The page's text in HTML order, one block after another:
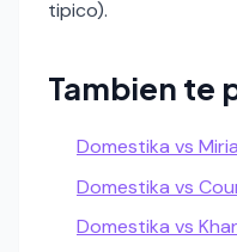
tipico).
Tambien te
Domestika vs
Domestika vs
Domestika vs